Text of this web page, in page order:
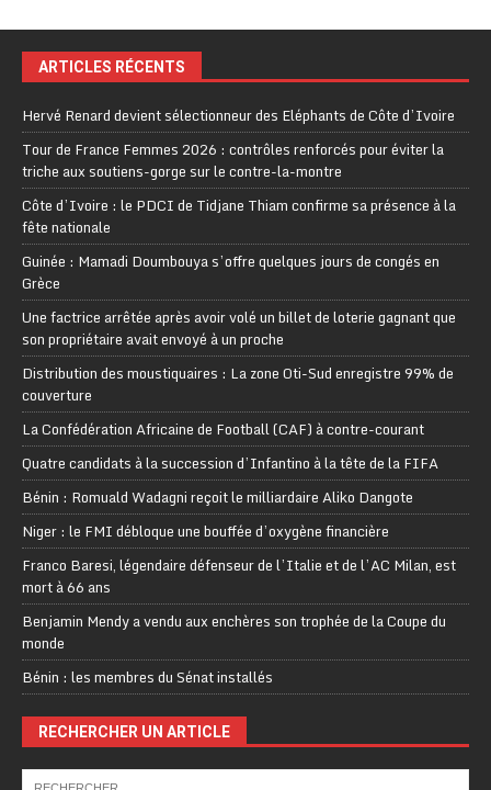
ARTICLES RÉCENTS
Hervé Renard devient sélectionneur des Eléphants de Côte d’Ivoire
Tour de France Femmes 2026 : contrôles renforcés pour éviter la
triche aux soutiens-gorge sur le contre-la-montre
Côte d’Ivoire : le PDCI de Tidjane Thiam confirme sa présence à la
fête nationale
Guinée : Mamadi Doumbouya s’offre quelques jours de congés en
Grèce
Une factrice arrêtée après avoir volé un billet de loterie gagnant que
son propriétaire avait envoyé à un proche
Distribution des moustiquaires : La zone Oti-Sud enregistre 99% de
couverture
La Confédération Africaine de Football (CAF) à contre-courant
Quatre candidats à la succession d’Infantino à la tête de la FIFA
Bénin : Romuald Wadagni reçoit le milliardaire Aliko Dangote
Niger : le FMI débloque une bouffée d’oxygène financière
Franco Baresi, légendaire défenseur de l’Italie et de l’AC Milan, est
mort à 66 ans
Benjamin Mendy a vendu aux enchères son trophée de la Coupe du
monde
Bénin : les membres du Sénat installés
RECHERCHER UN ARTICLE